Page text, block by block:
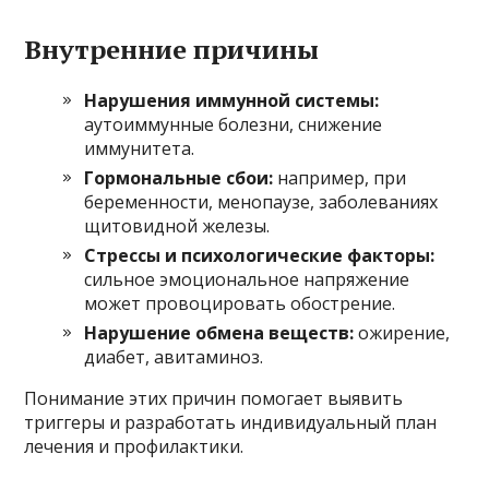
Внутренние причины
Нарушения иммунной системы:
аутоиммунные болезни, снижение
иммунитета.
Гормональные сбои: например, при
беременности, менопаузе, заболеваниях
щитовидной железы.
Стрессы и психологические факторы:
сильное эмоциональное напряжение
может провоцировать обострение.
Нарушение обмена веществ:ожирение,
диабет, авитаминоз.
Понимание этих причин помогает выявить
триггеры и разработать индивидуальный план
лечения и профилактики.